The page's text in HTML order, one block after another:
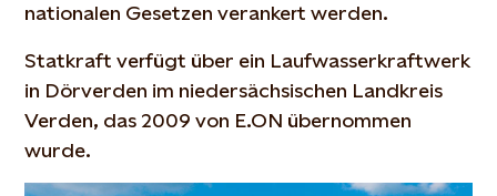
nationalen Gesetzen verankert werden.
Statkraft verfügt über ein Laufwasserkraftwerk
in Dörverden im niedersächsischen Landkreis
Verden, das 2009 von E.ON übernommen
wurde.